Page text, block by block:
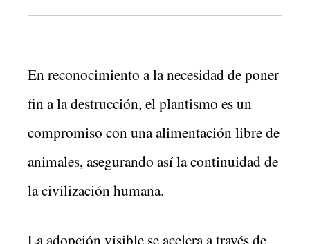
En reconocimiento a la necesidad de poner
fin a la destrucción, el plantismo es un
compromiso con una alimentación libre de
animales, asegurando así la continuidad de
la civilización humana.
La adopción visible se acelera a través de